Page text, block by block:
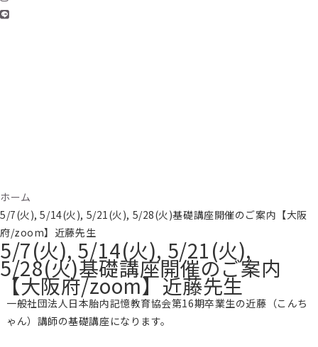
ホーム
5/7(火), 5/14(火), 5/21(火), 5/28(火)基礎講座開催のご案内【大阪
府/zoom】近藤先生
5/7(火), 5/14(火), 5/21(火),
5/28(火)基礎講座開催のご案内
【大阪府/zoom】近藤先生
一般社団法人日本胎内記憶教育協会第16期卒業生の近藤（こんち
ゃん）講師の基礎講座になります。